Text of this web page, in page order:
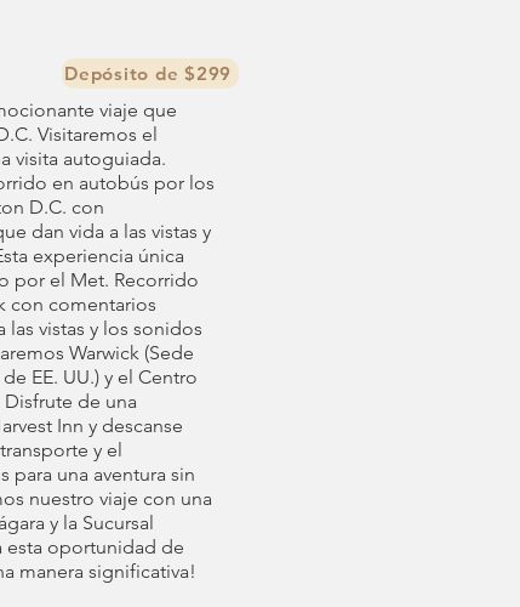
Depósito de $299
viaje que
Visitaremos el
visita autoguiada.
en autobús por los
D.C. con
dan vida a las vistas y
experiencia única
por el Met. Recorrido
con comentarios
las vistas y los sonidos
Warwick (Sede
EE. UU.) y el Centro
Disfrute de una
Inn y descanse
y el
para una aventura sin
nuestro viaje con una
y la Sucursal
esta oportunidad de
manera significativa!